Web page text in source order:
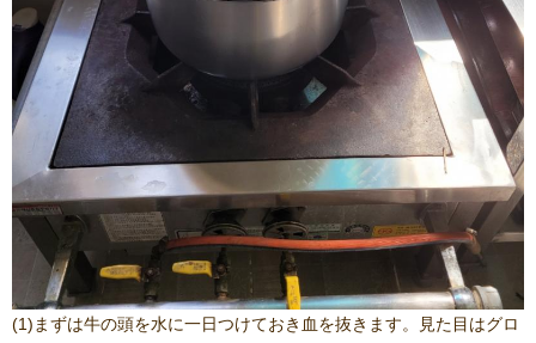
(1)まずは牛の頭を水に一日つけておき血を抜きます。見た目はグロ